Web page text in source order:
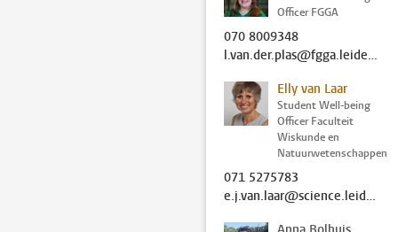
Officer FGGA
070 8009348
l.van.der.plas@fgga.leidenuniv.nl
Elly van Laar
Student Well-being
Officer Faculteit
Wiskunde en
Natuurwetenschappen
071 5275783
e.j.van.laar@science.leidenuniv.nl